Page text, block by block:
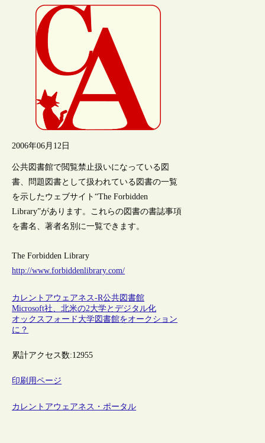
2006年06月12日
公共図書館で閲覧禁止扱いになっている図
書、問題図書として扱われている図書の一覧
を示したウェブサイト“The Forbidden
Library”があります。これらの図書の書誌事項
を書名、著者名別に一覧できます。
The Forbidden Library
http://www.forbiddenlibrary.com/
カレントアウェアネス-R公共図書館
Microsoft社、北米の2大学とデジタル化
オックスフォード大学図書館をオークション
に？
累計アクセス数:12955
印刷用ページ
カレントアウェアネス・ポータル